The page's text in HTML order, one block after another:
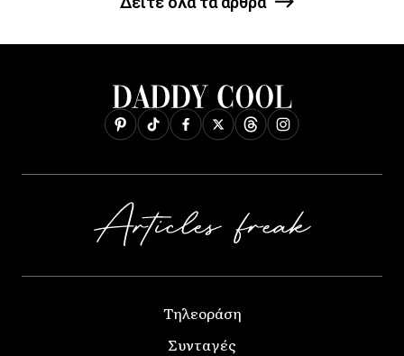
Τηλεοράση
Συνταγές